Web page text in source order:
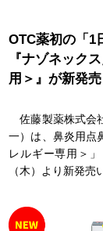
OTC薬初の「1
『ナゾネック
用＞』が新発売
佐藤製薬株式会
一）は、鼻炎用点
レルギー専用＞
（木）より新発売